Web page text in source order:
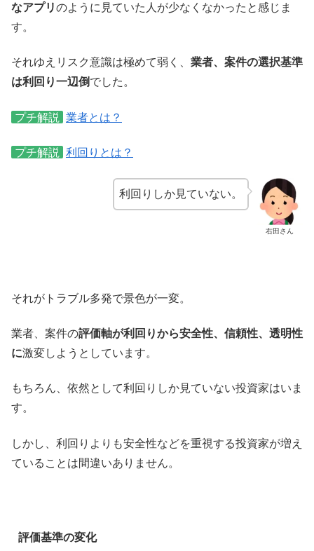
なアプリのように見ていた人が少なくなかったと感じま
す。
それゆえリスク意識は極めて弱く、 業者、案件の選択基準
は利回り一辺倒でした。
プチ解説 業者とは？
プチ解説 利回りとは？
右田さん
利回りしか見ていない。
それがトラブル多発で景色が一変。
業者、案件の評価軸が利回りから安全性、信頼性、透明性
に激変しようとしています。
もちろん、依然として利回りしか見ていない投資家はいま
す。
しかし、利回りよりも安全性などを重視する投資家が増え
ていることは間違いありません。
評価基準の変化